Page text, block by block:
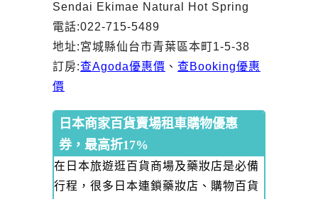
Sendai Ekimae Natural Hot Spring
電話:022-715-5489
地址:宮城縣仙台市青葉區本町1-5-38
訂房:查Agoda優惠價 、 查Booking優惠
價
日本商家百貨賣場租車購物優惠
券，最高折17%
在日本旅遊逛百貨商場及藥妝店是必備
行程，很多日本連鎖藥妝店、購物百貨